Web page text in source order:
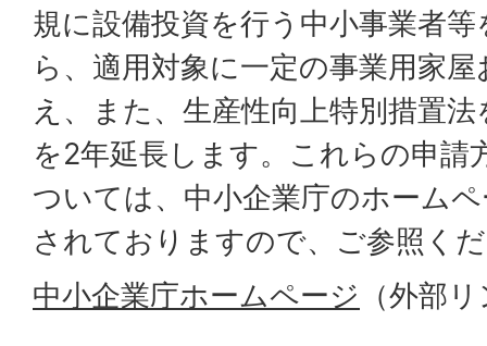
規に設備投資を行う中小事業者
ら、適用対象に一定の事業用家
え、また、生産性向上特別措置
を2年延長します。これらの申請
ついては、中小企業庁のホーム
されておりますので、ご参照く
中小企業庁ホームページ （外部